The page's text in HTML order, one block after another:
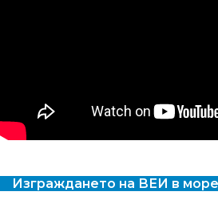
Изграждането на ВЕИ в